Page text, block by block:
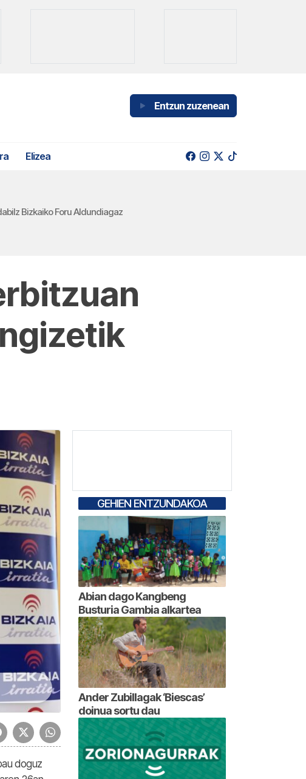
Entzun zuzenean
Elizea
Bizkaiko Foru Aldundiagaz
doguz
GEHIEN ENTZUNDAKOA
Abian dago Kangbeng
Busturia Gambia alkartea
Ander Zubillagak ‘Biescas’
doinua sortu dau